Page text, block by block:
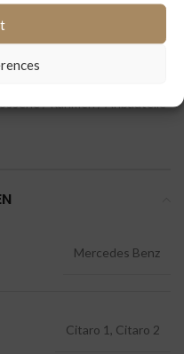
/ Rahmen / Anbauteile
Mercedes Benz
Citaro 1, Citaro 2